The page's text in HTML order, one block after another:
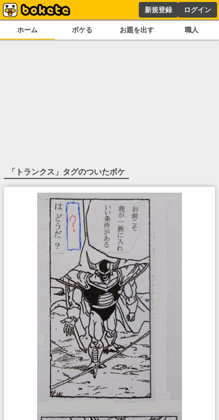
新規登録 ログイン
ホーム ボケる お題を出す 職人
「 トランクス 」タグのついたボケ